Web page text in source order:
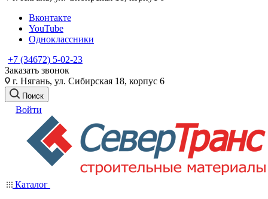
Вконтакте
YouTube
Одноклассники
+7 (34672) 5-02-23
Заказать звонок
г. Нягань, ул. Сибирская 18, корпус 6
Поиск
Войти
Каталог